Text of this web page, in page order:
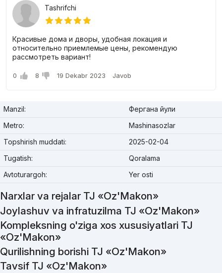
Tashrifchi
Красивые дома и дворы, удобная локация и
относительно приемлемые цены, рекомендую
рассмотреть вариант!
0 8 19 Dekabr 2023 Javob
Manzil:
Фергана йули
Metro:
Mashinasozlar
Topshirish muddati:
2025-02-04
Tugatish:
Qoralama
Avtoturargoh:
Yer osti
Narxlar va rejalar TJ «Oz'Makon»
Joylashuv va infratuzilma TJ «Oz'Makon»
Kompleksning o'ziga xos xususiyatlari TJ
«Oz'Makon»
Qurilishning borishi TJ «Oz'Makon»
Tavsif TJ «Oz'Makon»